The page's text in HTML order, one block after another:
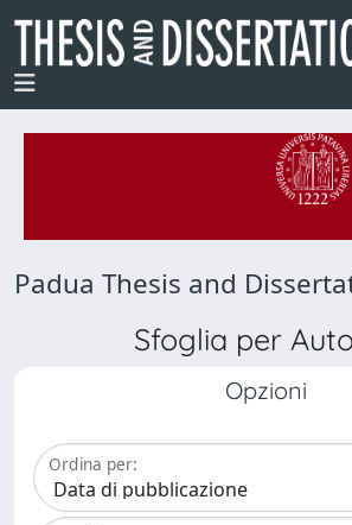
Padua Thesis and
Sfoglia per
Opzioni
Ordina per: